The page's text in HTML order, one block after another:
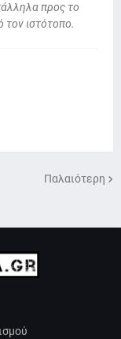
προς το
τον ιστότοπο.
Παλαιότερη